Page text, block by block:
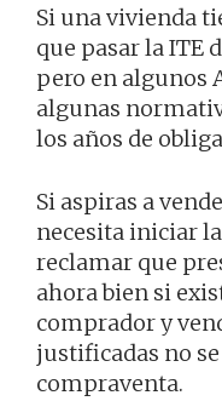
Si una vivienda
que pasar la ITE
pero en algunos
algunas
los años de
Si aspiras a
necesita iniciar
reclamar que
ahora bien si
comprador y
justificadas no
compraventa.